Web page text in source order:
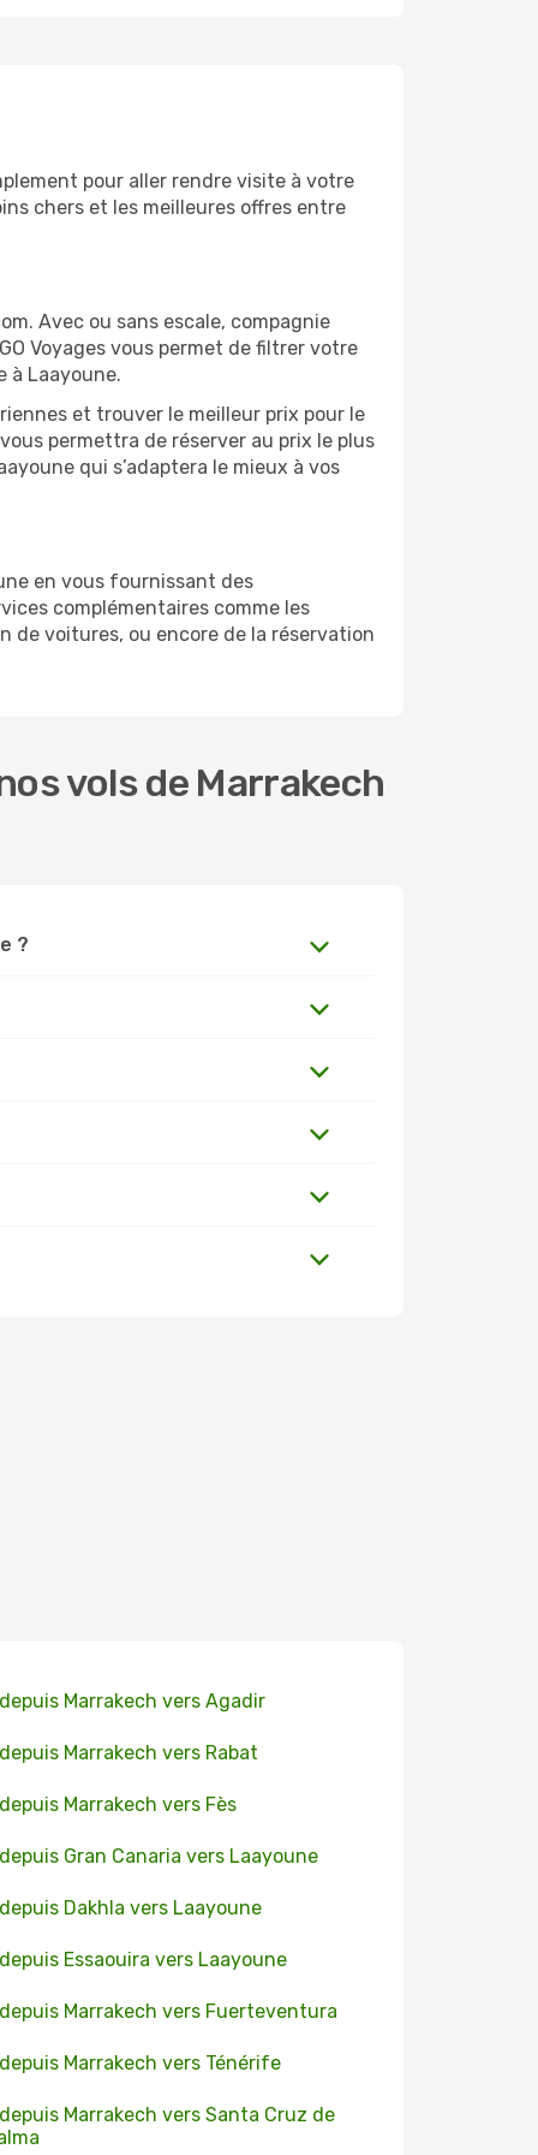
pour aller rendre visite à votre
chers et les meilleures offres entre
Avec ou sans escale, compagnie
Voyages vous permet de filtrer votre
à Laayoune.
et trouver le meilleur prix pour le
permettra de réserver au prix le plus
qui s’adaptera le mieux à vos
en vous fournissant des
complémentaires comme les
de voitures, ou encore de la réservation
vols de Marrakech
?
Marrakech vers Agadir
Marrakech vers Rabat
Marrakech vers Fès
Gran Canaria vers Laayoune
Dakhla vers Laayoune
Essaouira vers Laayoune
Marrakech vers Fuerteventura
Marrakech vers Ténérife
Marrakech vers Santa Cruz de